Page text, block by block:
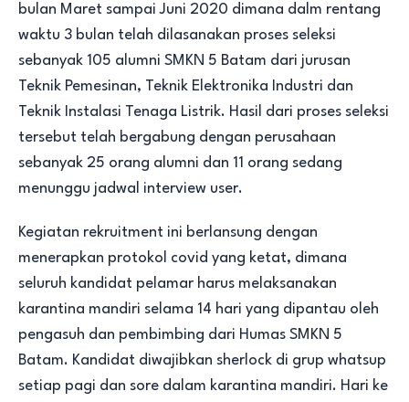
bulan Maret sampai Juni 2020 dimana dalm rentang
waktu 3 bulan telah dilasanakan proses seleksi
sebanyak 105 alumni SMKN 5 Batam dari jurusan
Teknik Pemesinan, Teknik Elektronika Industri dan
Teknik Instalasi Tenaga Listrik. Hasil dari proses seleksi
tersebut telah bergabung dengan perusahaan
sebanyak 25 orang alumni dan 11 orang sedang
menunggu jadwal interview user.
Kegiatan rekruitment ini berlansung dengan
menerapkan protokol covid yang ketat, dimana
seluruh kandidat pelamar harus melaksanakan
karantina mandiri selama 14 hari yang dipantau oleh
pengasuh dan pembimbing dari Humas SMKN 5
Batam. Kandidat diwajibkan sherlock di grup whatsup
setiap pagi dan sore dalam karantina mandiri. Hari ke